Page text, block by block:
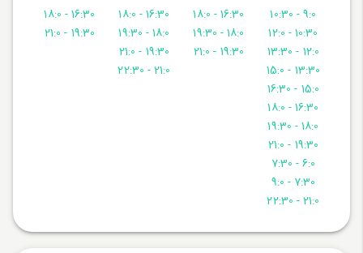
9:0 - 10:30
10:30 - 12:0
12:0 - 13:30
13:30 - 15:0
15:0 - 16:30
16:30 - 18:0
18:0 - 19:30
19:30 - 21:0
6:0 - 7:30
7:30 - 9:0
21:0 - 22:30
16:30 - 18:0
18:0 - 19:30
19:30 - 21:0
16:30 - 18:0
18:0 - 19:30
19:30 - 21:0
21:0 - 22:30
16:30 - 18:0
19:30 - 21:0